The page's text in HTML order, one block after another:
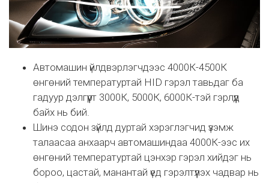
Автомашин үйлдвэрлэгчдээс 4000К-4500К
өнгөний температуртай HID гэрэл тавьдаг ба
гадуур дэлгүүрт 3000К, 5000К, 6000К-тэй гэрлүүд
байх нь бий.
Шинэ содон зүйлд дуртай хэрэглэгчид үзэмж
талаасаа анхаарч автомашиндаа 4000К-ээс их
өнгөний температуртай цэнхэр гэрэл хийдэг нь
бороо, цастай, манантай үед гэрэлтүүлэх чадвар нь